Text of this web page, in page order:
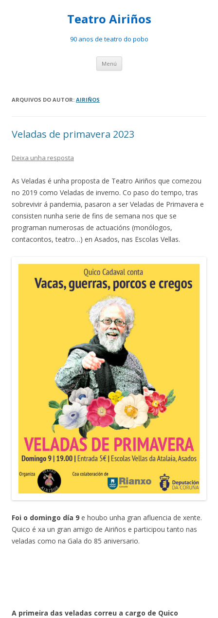
Teatro Airiños
90 anos de teatro do pobo
Menú Saltar
contido
ARQUIVOS DO AUTOR: AIRIÑOS
Veladas de primavera 2023
Deixa unha resposta
As Veladas é unha proposta de Teatro Airiños que comezou
no 2019 como Veladas de inverno. Co paso do tempo, tras
sobrevivir á pandemia, pasaron a ser Veladas de Primavera e
consisten nunha serie de fins de semana nos que se
programan numerosas de actuacións (monólogos,
contacontos, teatro…) en Asados, nas Escolas Vellas.
Foi o domingo día 9 e houbo unha gran afluencia de xente.
Quico é xa un gran amigo de Airiños e participou tanto nas
veladas como na Gala do 85 aniversario.
A primeira das veladas correu a cargo de Quico